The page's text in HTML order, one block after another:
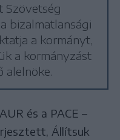
Szövetség
bizalmatlansági
a kormányt,
a kormányzást
alelnöke.
és a PACE –
Állítsuk